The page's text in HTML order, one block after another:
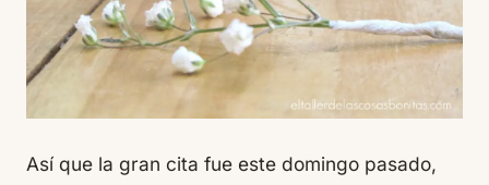
Así que la gran cita fue este domingo pasado,